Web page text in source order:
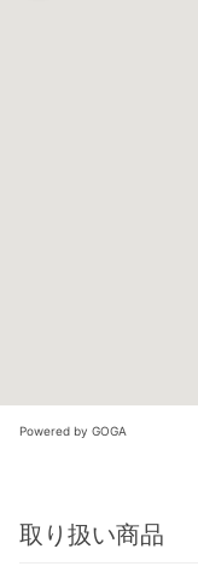
Powered by GOGA
取り扱い商品